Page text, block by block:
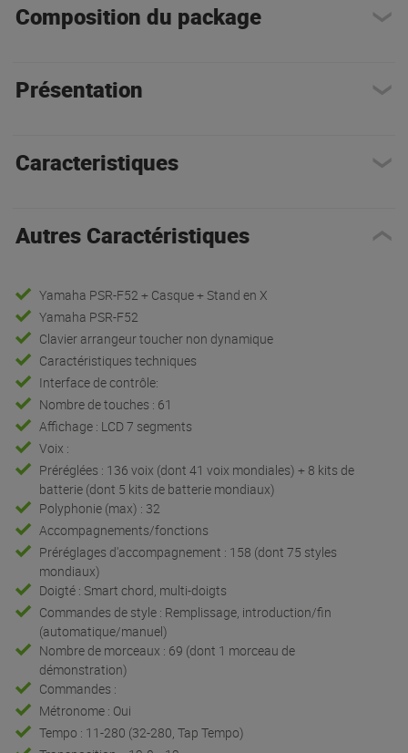
Composition du package
Présentation
Caracteristiques
Autres Caractéristiques
Yamaha PSR-F52 + Casque + Stand en X
Yamaha PSR-F52
Clavier arrangeur toucher non dynamique
Caractéristiques techniques
Interface de contrôle:
Nombre de touches : 61
Affichage : LCD 7 segments
Voix :
Préréglées : 136 voix (dont 41 voix mondiales) + 8 kits de
batterie (dont 5 kits de batterie mondiaux)
Polyphonie (max) : 32
Accompagnements/fonctions
Préréglages d'accompagnement : 158 (dont 75 styles
mondiaux)
Doigté : Smart chord, multi-doigts
Commandes de style : Remplissage, introduction/fin
(automatique/manuel)
Nombre de morceaux : 69 (dont 1 morceau de
démonstration)
Commandes :
Métronome : Oui
Tempo : 11-280 (32-280, Tap Tempo)